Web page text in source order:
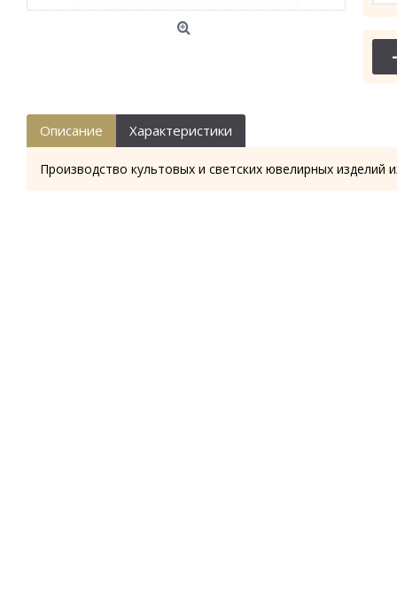
-
Описание Характеристики
Производство культовых и светских ювелирных изделий